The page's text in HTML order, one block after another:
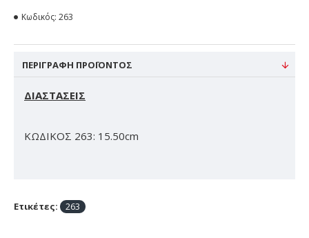
Κωδικός: 263
ΠΕΡΙΓΡΑΦΉ ΠΡΟΪΌΝΤΟΣ
ΔΙΑΣΤΑΣΕΙΣ
ΚΩΔΙΚΟΣ 263: 15.50cm
Ετικέτες: 263